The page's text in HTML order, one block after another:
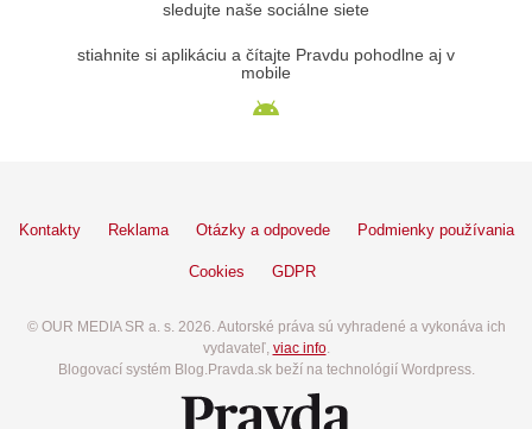
sledujte naše sociálne siete
stiahnite si aplikáciu a čítajte Pravdu pohodlne aj v
mobile
Kontakty Reklama Otázky a odpovede Podmienky používania
Cookies GDPR
© OUR MEDIA SR a. s. 2026. Autorské práva sú vyhradené a vykonáva ich
vydavateľ, viac info.
Blogovací systém Blog.Pravda.sk beží na technológií Wordpress.